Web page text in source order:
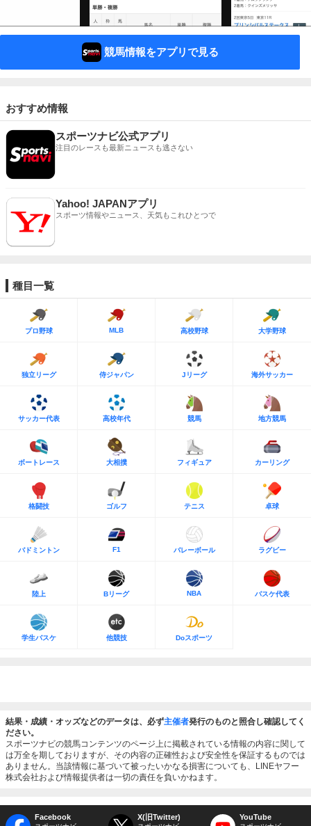
競馬情報をアプリで見る
おすすめ情報
スポーツナビ公式アプリ
注目のレースも最新ニュースも逃さない
Yahoo! JAPANアプリ
スポーツ情報やニュース、天気もこれひとつで
種目一覧
プロ野球 MLB 高校野球 大学野球
独立リーグ 侍ジャパン Jリーグ 海外サッカー
サッカー代表 高校年代 競馬 地方競馬
ボートレース 大相撲 フィギュア カーリング
格闘技 ゴルフ テニス 卓球
バドミントン F1 バレーボール ラグビー
陸上 Bリーグ NBA バスケ代表
学生バスケ 他競技 Doスポーツ
結果・成績・オッズなどのデータは、必ず主催者発行のものと照合し確認してく
ださい。
スポーツナビの競馬コンテンツのページ上に掲載されている情報の内容に関して
は万全を期しておりますが、その内容の正確性および安全性を保証するものでは
ありません。当該情報に基づいて被ったいかなる損害についても、LINEヤフー
株式会社および情報提供者は一切の責任を負いかねます。
Facebook X(旧Twitter) YouTube